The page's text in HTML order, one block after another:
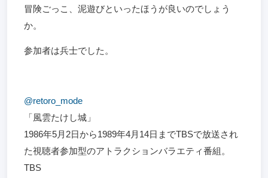
冒険ごっこ、泥遊びといったほうが良いのでしょう
か。
参加者は兵士でした。
@retoro_mode
「風雲たけし城」
1986年5月2日から1989年4月14日までTBSで放送され
た視聴者参加型のアトラクションバラエティ番組。
TBS